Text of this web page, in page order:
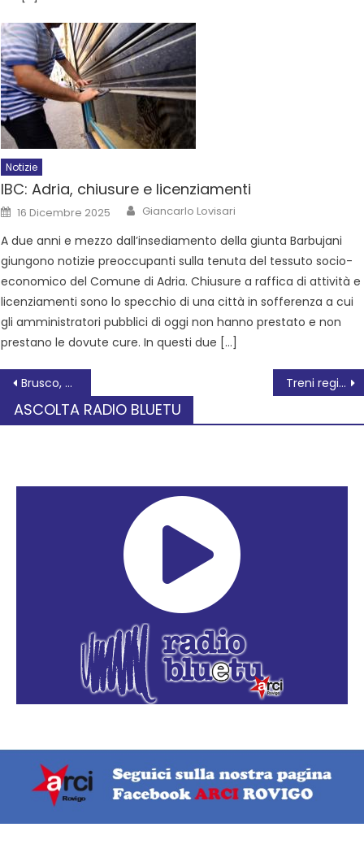
Notizie
IBC: Adria, chiusure e licenziamenti
16 Dicembre 2025 Giancarlo Lovisari
A due anni e mezzo dall’insediamento della giunta Barbujani
giungono notizie preoccupanti sulla tenuta del tessuto socio-
economico del Comune di Adria. Chiusure a raffica di attività e
licenziamenti sono lo specchio di una città in sofferenza a cui
gli amministratori pubblici di oggi non hanno prestato e non
prestano le dovute cure. In questi due […]
Brusco, Rifondazione Comunista: i problemi si possono risolvere anche a Rovigo Treni regionali Venezia – Rovigo – Ferrara, bus sostitutivi dal 4 al 24 agosto
ASCOLTA RADIO BLUETU